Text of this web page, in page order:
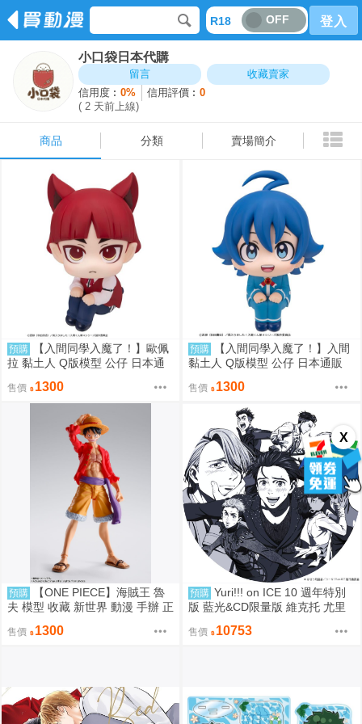
R18 OFF 登入
小口袋日本代購
留言
收藏賣家
信用度︰0% 信用評價︰0
( 2 天前上線)
商品 分類 賣場簡介
X
預購
【入間同學入魔了！】歐佩
拉 黏土人 Q版模型 公仔 日本通
售價 1300
預購
【入間同學入魔了！】入間
黏土人 Q版模型 公仔 日本通販
售價 1300
預購
【ONE PIECE】海賊王 魯
夫 模型 收藏 新世界 動漫 手辦 正
售價 1300
預購 Yuri!!! on ICE 10 週年特別
版 藍光&CD限量版 維克托 尤里
售價 10753
分類